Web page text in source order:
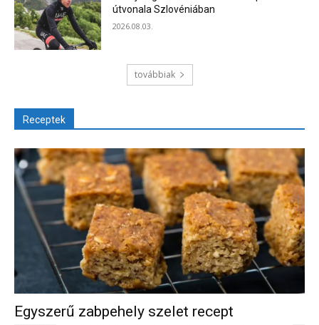
útvonala Szlovéniában
2026.08.03.
továbbiak
Receptek
Egyszerű zabpehely szelet recept